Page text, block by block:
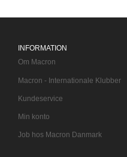
INFORMATION
Om Macron
Macron - Internationale Klubber
Kundeservice
Min konto
Job hos Macron Danmark